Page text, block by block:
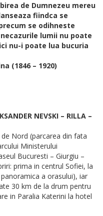
de Dumnezeu mereu
fiindca se
se odihneste
lumii nu poate
nu-i poate lua bucuria
(1846 – 1920)
NEVSKI – RILLA –
Nord (parcarea din fata
Ministerului
Bucuresti – Giurgiu –
prima in centrul Sofiei, la
a orasului), iar
30 km de la drum pentru
in Paralia Katerini la hotel